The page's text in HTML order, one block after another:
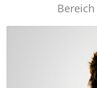
Bereich